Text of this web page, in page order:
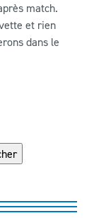
match.
et rien
dans le